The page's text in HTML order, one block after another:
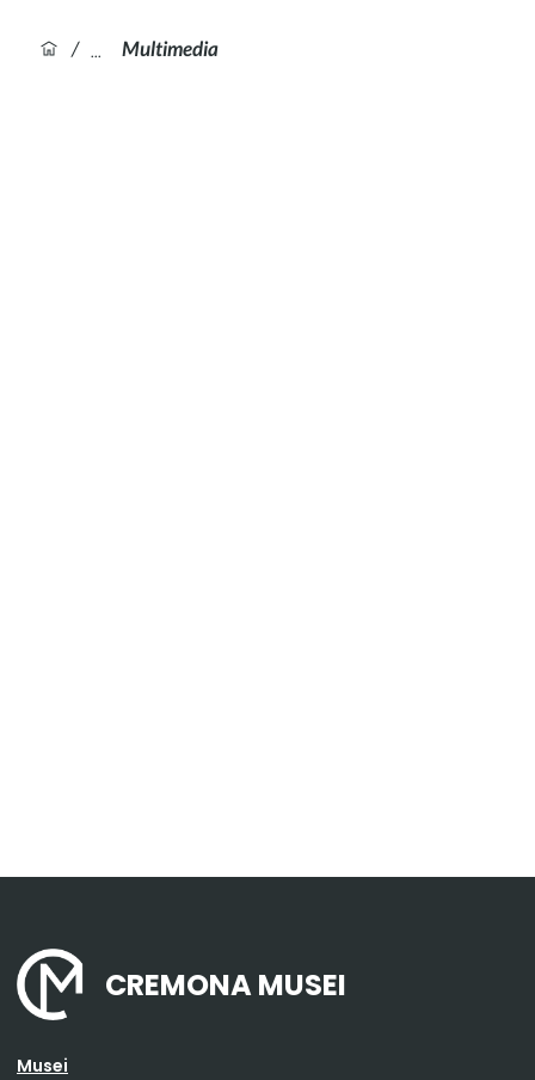
/ Multimedia
CREMONA MUSEI
Musei